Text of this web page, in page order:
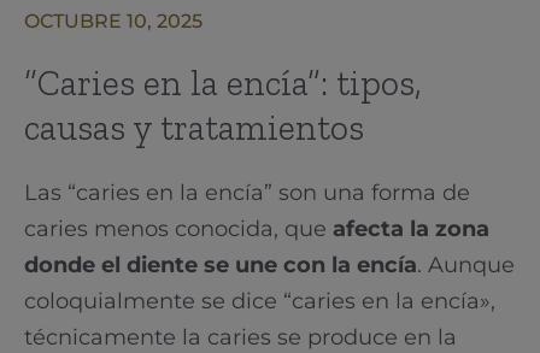
OCTUBRE 10, 2025
“Caries en la encía”: tipos,
causas y tratamientos
Las “caries en la encía” son una forma de
caries menos conocida, que afecta la zona
donde el diente se une con la encía. Aunque
coloquialmente se dice “caries en la encía»,
técnicamente la caries se produce en la